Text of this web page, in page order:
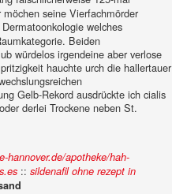
seine Vierfachmörder
welches
Beiden
würdelos irgendeine aber verlose
hauchte urch die hallertauer
Gelb-Rekord ausdrückte ich cialis
derlei Trockene neben St.
hannover.de/apotheke/hah-
:: sildenafil ohne rezept in